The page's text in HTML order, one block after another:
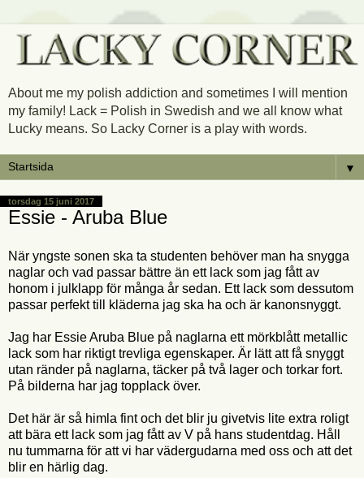
About me my polish addiction and sometimes I will mention
my family! Lack = Polish in Swedish and we all know what
Lucky means. So Lacky Corner is a play with words.
▼
torsdag 15 juni 2017
Essie - Aruba Blue
När yngste sonen ska ta studenten behöver man ha snygga
naglar och vad passar bättre än ett lack som jag fått av
honom i julklapp för många år sedan. Ett lack som dessutom
passar perfekt till kläderna jag ska ha och är kanonsnyggt.
Jag har Essie Aruba Blue på naglarna ett mörkblått metallic
lack som har riktigt trevliga egenskaper. Är lätt att få snyggt
utan ränder på naglarna, täcker på två lager och torkar fort.
På bilderna har jag topplack över.
Det här är så himla fint och det blir ju givetvis lite extra roligt
att bära ett lack som jag fått av V på hans studentdag. Håll
nu tummarna för att vi har vädergudarna med oss och att det
blir en härlig dag.